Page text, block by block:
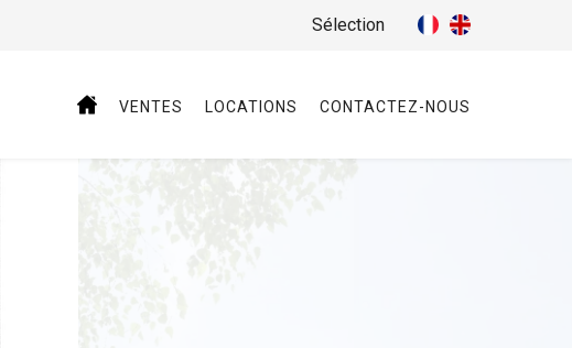
Sélection
VENTES LOCATIONS CONTACTEZ-NOUS